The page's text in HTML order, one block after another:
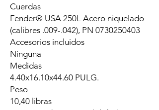
Cuerdas
Fender® USA 250L Acero niquelado
(calibres .009-.042), PN 0730250403
Accesorios incluidos
Ninguna
Medidas
4.40x16.10x44.60 PULG.
Peso
10,40 libras